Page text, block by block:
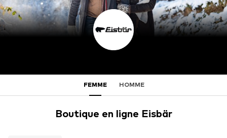
FEMME HOMME
Boutique en ligne Eisbär